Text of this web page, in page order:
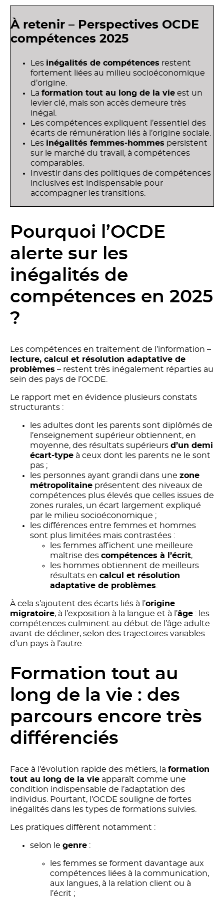
À retenir – Perspectives OCDE
compétences 2025
Les inégalités de compétences restent
fortement liées au milieu socioéconomique
d’origine.
La formation tout au long de la vie est un
levier clé, mais son accès demeure très
inégal.
Les compétences expliquent l’essentiel des
écarts de rémunération liés à l’origine sociale.
Les inégalités femmes-hommes persistent
sur le marché du travail, à compétences
comparables.
Investir dans des politiques de compétences
inclusives est indispensable pour
accompagner les transitions.
Pourquoi l’OCDE
alerte sur les
inégalités de
compétences en 2025
?
Les compétences en traitement de l’information –
lecture, calcul et résolution adaptative de
problèmes – restent très inégalement réparties au
sein des pays de l’OCDE.
Le rapport met en évidence plusieurs constats
structurants :
les adultes dont les parents sont diplômés de
l’enseignement supérieur obtiennent, en
moyenne, des résultats supérieurs d’un demi
écart-type à ceux dont les parents ne le sont
pas ;
les personnes ayant grandi dans une zone
métropolitaine présentent des niveaux de
compétences plus élevés que celles issues de
zones rurales, un écart largement expliqué
par le milieu socioéconomique ;
les différences entre femmes et hommes
sont plus limitées mais contrastées :
les femmes affichent une meilleure
maîtrise des compétences à l’écrit,
les hommes obtiennent de meilleurs
résultats en calcul et résolution
adaptative de problèmes
À cela s’ajoutent des écarts liés à l’origine
migratoire, à l’exposition à la langue et à l’âge : les
compétences culminent au début de l’âge adulte
avant de décliner, selon des trajectoires variables
d’un pays à l’autre.
Formation tout au
long de la vie : des
parcours encore très
différenciés
Face à l’évolution rapide des métiers, la formation
tout au long de la vie apparaît comme une
condition indispensable de l’adaptation des
individus. Pourtant, l’OCDE souligne de fortes
inégalités dans les types de formations suivies.
Les pratiques diffèrent notamment :
selon le genre :
les femmes se forment davantage aux
compétences liées à la communication,
aux langues, à la relation client ou à
l’écrit ;